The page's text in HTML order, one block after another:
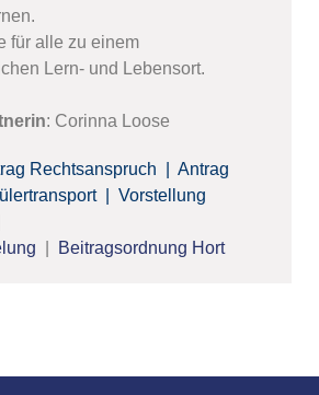
für alle zu einem
Lern- und Lebensort.
: Corinna Loose
Rechtsanspruch
Antrag
| Vorstellung
Beitragsordnung Hort